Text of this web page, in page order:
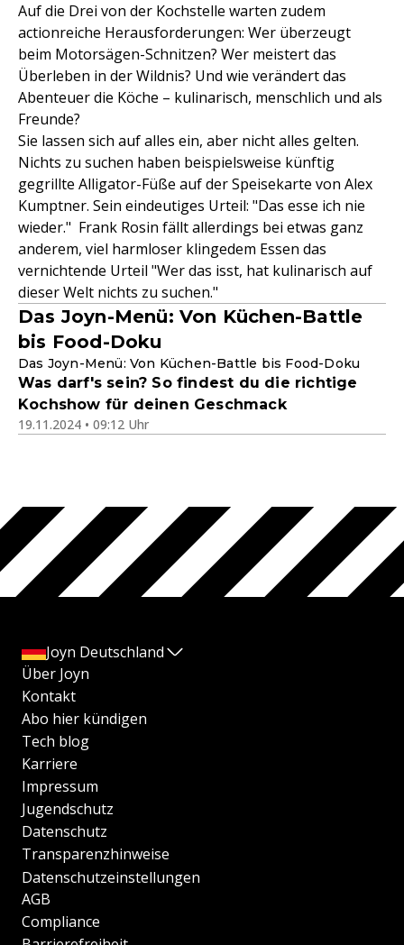
Auf die Drei von der Kochstelle warten zudem
actionreiche Herausforderungen: Wer überzeugt
beim Motorsägen-Schnitzen? Wer meistert das
Überleben in der Wildnis? Und wie verändert das
Abenteuer die Köche – kulinarisch, menschlich und als
Freunde?
Sie lassen sich auf alles ein, aber nicht alles gelten.
Nichts zu suchen haben beispielsweise künftig
gegrillte Alligator-Füße auf der Speisekarte von Alex
Kumptner. Sein eindeutiges Urteil: "Das esse ich nie
wieder." Frank Rosin fällt allerdings bei etwas ganz
anderem, viel harmloser klingedem Essen das
vernichtende Urteil "Wer das isst, hat kulinarisch auf
dieser Welt nichts zu suchen."
Das Joyn-Menü: Von Küchen-Battle
bis Food-Doku
Das Joyn-Menü: Von Küchen-Battle bis Food-Doku
Was darf's sein? So findest du die richtige
Kochshow für deinen Geschmack
19.11.2024 • 09:12 Uhr
Joyn Deutschland
Über Joyn
Kontakt
Abo hier kündigen
Tech blog
Karriere
Impressum
Jugendschutz
Datenschutz
Transparenzhinweise
Datenschutzeinstellungen
AGB
Compliance